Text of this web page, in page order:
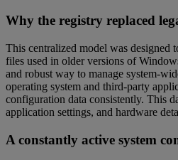
Why the registry replaced
This centralized model was designed
files used in older versions of
and robust way to manage system-
operating system and third-party
configuration data consistently. This
application settings, and hardware
A constantly active system